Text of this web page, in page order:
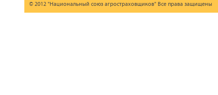
© 2012 "Национальный союз агростраховщиков" Все права защищены